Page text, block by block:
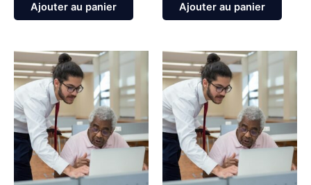
Ajouter au panier Ajouter au panier